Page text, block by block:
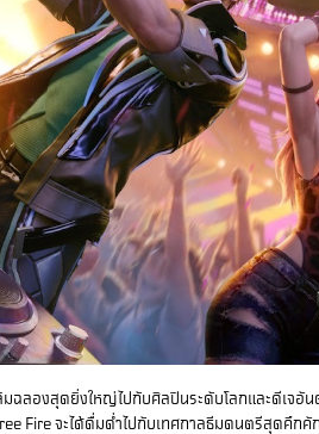
ฉลองสุดยิ่งใหญ่ไปกับศิลปินระดับโลกและดีเจอัน
Fire จะได้ดื่มด่ำไปกับเทศกาลธีมดนตรีสุดคึ